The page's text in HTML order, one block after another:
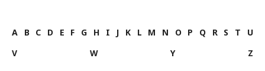
A B C D E F G H I J K L M N O P Q R S T
U
V
W Y Z